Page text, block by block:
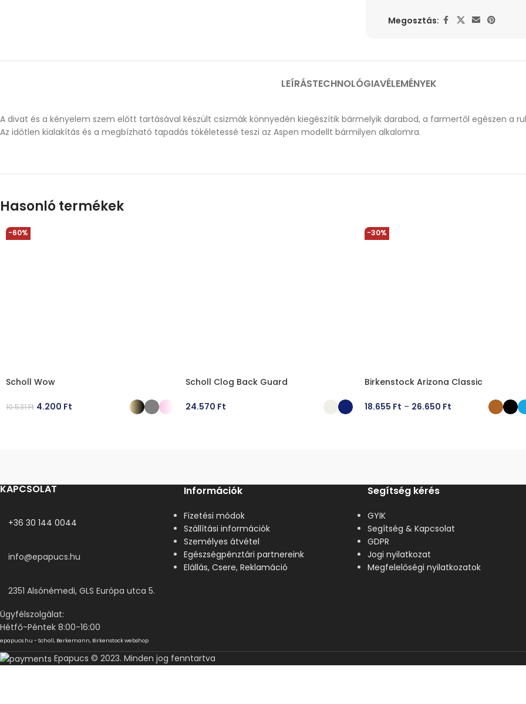
Megosztás:
LEÍRÁSTECHNOLÓGIAVÉLEMÉNYEK
A divat és a kényelem szem előtt tartásával készült csizmák könnyedén kiegészítik bármelyik darabod, a farmertől egészen a
Az időtlen kialakítás és a megbízható tapadás tökéletessé teszi az Aspen modellt bármilyen alkalomra.
Hasonló termékek
-60%
Scholl Wow
10.531Ft 4.200 Ft
Scholl Clog Back Guard
24.570 Ft
-30%
Birkenstock Arizona Classic
18.655 Ft – 26.650 Ft
KAPCSOLAT
+36 30 144 0044
info@epapucs.hu
2351 Alsónémedi, GLS Európa utca 5.
Ügyfélszolgálat:
Hétfő-Péntek 8:00-16:00
epapucs.hu - Scholl, Berkemann, Birkenstock webshop
Információk
Fizetési módok
Szállítási információk
Személyes átvétel
Egészségpénztári partnereink
Elállás, Csere, Reklamáció
Segítség kérés
GYIK
Segítség & Kapcsolat
GDPR
Jogi nyilatkozat
Megfelelőségi nyilatkozatok
Epapucs © 2023. Minden jog fenntartva